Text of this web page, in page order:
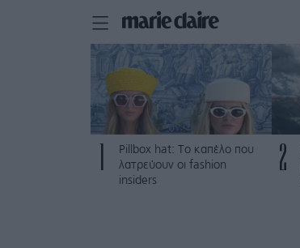
Pillbox hat: Το καπέλο που
λατρεύουν οι fashion
insiders
2